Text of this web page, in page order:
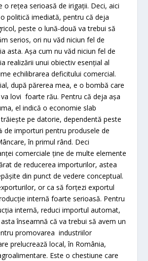
o rețea serioasă de irigații. Deci, aici
politică imediată, pentru că deja
peste o lună-două va trebui să
serios, ori nu văd niciun fel de
asta. Așa cum nu văd niciun fel de
realizării unui obiectiv esențial al
echilibrarea deficitului comercial.
după părerea mea, e o bombă care
lovi foarte rău. Pentru că deja așa
el indică o economie slab
pe datorie, dependentă peste
de importuri pentru produsele de
în primul rând. Deci
comerciale ține de multe elemente
de reducerea importurilor, astea
din punct de vedere conceptual.
or ca să forțezi exportul
internă foarte serioasă. Pentru
internă, reduci importul automat,
înseamnă că va trebui să avem un
promovarea industriilor
prelucrează local, în România,
Este o chestiune care